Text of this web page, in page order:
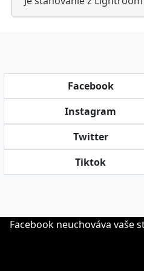
Facebook
Instagram
Twitter
Tiktok
Facebook neuchováva vaše